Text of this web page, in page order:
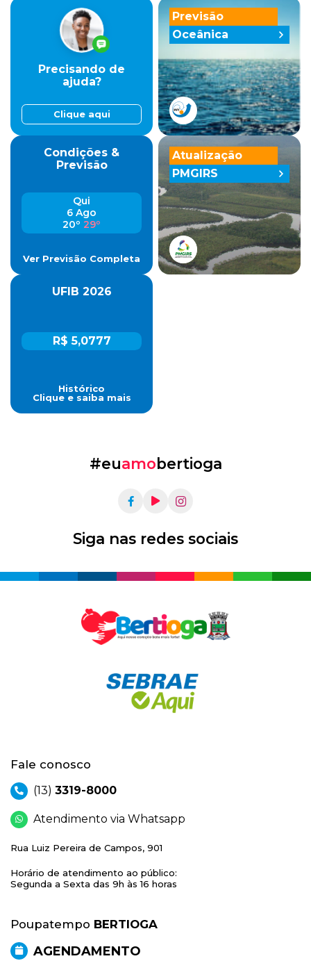
Previsão
Oceânica
Precisando de
ajuda?
Clique aqui
Condições &
Previsão
Qui
6 Ago
20º 29º
Ver Previsão Completa
UFIB 2026
R$ 5,0777
Histórico
Clique e saiba mais
Atualização
PMGIRS
#euamobertioga
Siga nas redes sociais
Fale conosco
(13) 3319-8000
Atendimento via Whatsapp
Rua Luiz Pereira de Campos, 901
Horário de atendimento ao público:
Segunda a Sexta das 9h às 16 horas
Poupatempo BERTIOGA
AGENDAMENTO